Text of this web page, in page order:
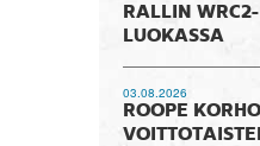
RALLIN WRC2-
LUOKASSA
03.08.2026
ROOPE